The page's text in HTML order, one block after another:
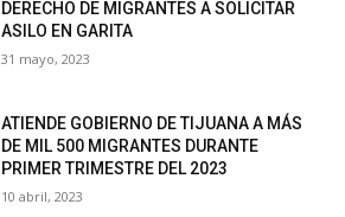
DERECHO DE MIGRANTES A SOLICITAR
ASILO EN GARITA
31 mayo, 2023
ATIENDE GOBIERNO DE TIJUANA A MÁS
DE MIL 500 MIGRANTES DURANTE
PRIMER TRIMESTRE DEL 2023
10 abril, 2023